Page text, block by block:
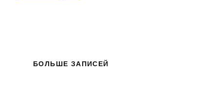
БОЛЬШЕ ЗАПИСЕЙ